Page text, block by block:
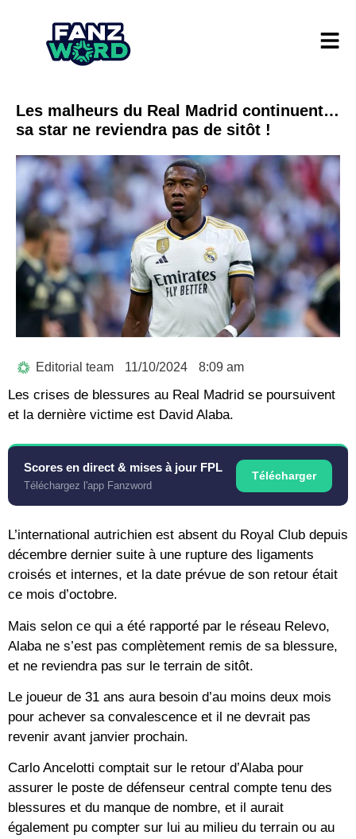
Les malheurs du Real Madrid continuent…
sa star ne reviendra pas de sitôt !
Editorial team 11/10/2024 8:09 am
Les crises de blessures au Real Madrid se poursuivent
et la dernière victime est David Alaba.
Scores en direct & mises à jour FPL
Téléchargez l'app Fanzword
Télécharger
L’international autrichien est absent du Royal Club depuis
décembre dernier suite à une rupture des ligaments
croisés et internes, et la date prévue de son retour était
ce mois d’octobre.
Mais selon ce qui a été rapporté par le réseau Relevo,
Alaba ne s’est pas complètement remis de sa blessure,
et ne reviendra pas sur le terrain de sitôt.
Le joueur de 31 ans aura besoin d’au moins deux mois
pour achever sa convalescence et il ne devrait pas
revenir avant janvier prochain.
Carlo Ancelotti comptait sur le retour d’Alaba pour
assurer le poste de défenseur central compte tenu des
blessures et du manque de nombre, et il aurait
également pu compter sur lui au milieu du terrain ou au